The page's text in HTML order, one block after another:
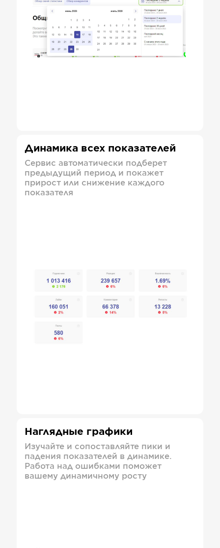
Динамика всех показателей
Сервис автоматически подберет
предыдущий период и покажет
прирост или снижение каждого
показателя
Наглядные графики
Изучайте и сопоставляйте пики и
падения показателей в динамике.
Работа над ошибками поможет
вашему динамичному росту